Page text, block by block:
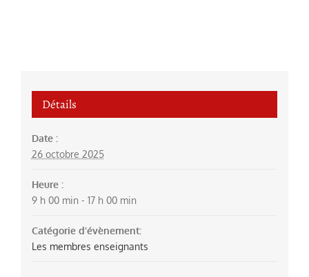
Détails
Date :
26 octobre 2025
Heure :
9 h 00 min - 17 h 00 min
Catégorie d’évènement:
Les membres enseignants